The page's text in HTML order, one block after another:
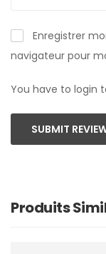
Enregistrer
navigateur pour
You have to login
SUBMIT
Produits